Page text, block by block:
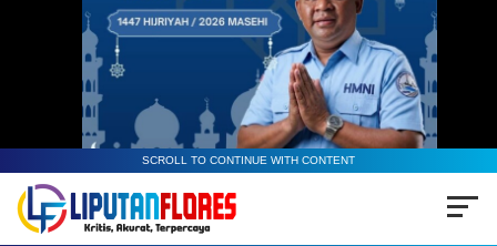
SCROLL TO CONTINUE WITH CONTENT